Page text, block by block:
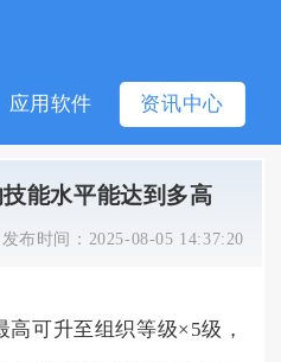
应用软件 资讯中心
能水平能达到多高
发布时间： 2025-08-05 14:37:20
高可升至组织等级×5级，